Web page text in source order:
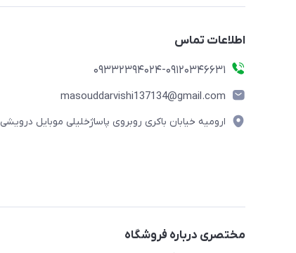
اطلاعات تماس
09332394024-09120346631
masouddarvishi137134@gmail.com
ارومیه خیابان باکری روبروی پاساژخلیلی موبایل درویشی
مختصری درباره فروشگاه